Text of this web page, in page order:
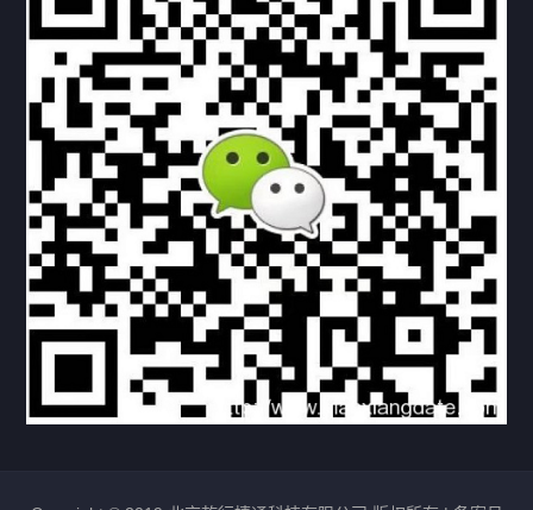
下载与支持
资料下载 视频中心
常见问题
购买流程 版权条款
北京乾行捷通荣获阿里巴巴国际站多项年度荣誉，持续引
领ICT与AI行业发展
2025/12/22 529 新闻中心 信创服务器国产服务器